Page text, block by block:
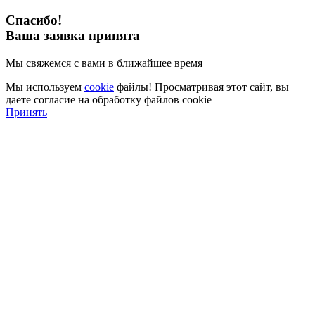
Спасибо!
Ваша заявка принята
Мы свяжемся с вами в ближайшее время
Мы используем cookie файлы! Просматривая этот сайт, вы
даете согласие на обработку файлов cookie
Принять